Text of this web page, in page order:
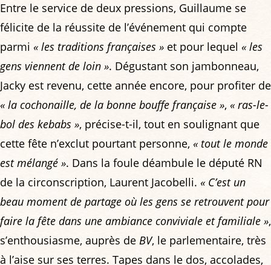
Entre le service de deux pressions, Guillaume se
félicite de la réussite de l’événement qui compte
parmi « les traditions françaises » et pour lequel « les
gens viennent de loin ». Dégustant son jambonneau,
Jacky est revenu, cette année encore, pour profiter de
« la cochonaille, de la bonne bouffe française », « ras-le-
bol des kebabs », précise-t-il, tout en soulignant que
cette fête n’exclut pourtant personne, « tout le monde
est mélangé ». Dans la foule déambule le député RN
de la circonscription, Laurent Jacobelli. « C’est un
beau moment de partage où les gens se retrouvent pour
faire la fête dans une ambiance conviviale et familiale »,
s’enthousiasme, auprès de BV, le parlementaire, très
à l’aise sur ses terres. Tapes dans le dos, accolades,